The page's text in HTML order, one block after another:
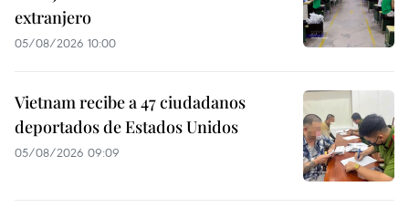
extranjero
05/08/2026 10:00
Vietnam recibe a 47 ciudadanos
deportados de Estados Unidos
05/08/2026 09:09